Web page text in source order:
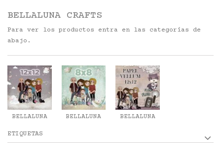
BELLALUNA CRAFTS
Para ver los productos entra en las categorías de
abajo.
BELLALUNA
BELLALUNA
BELLALUNA
ETIQUETAS